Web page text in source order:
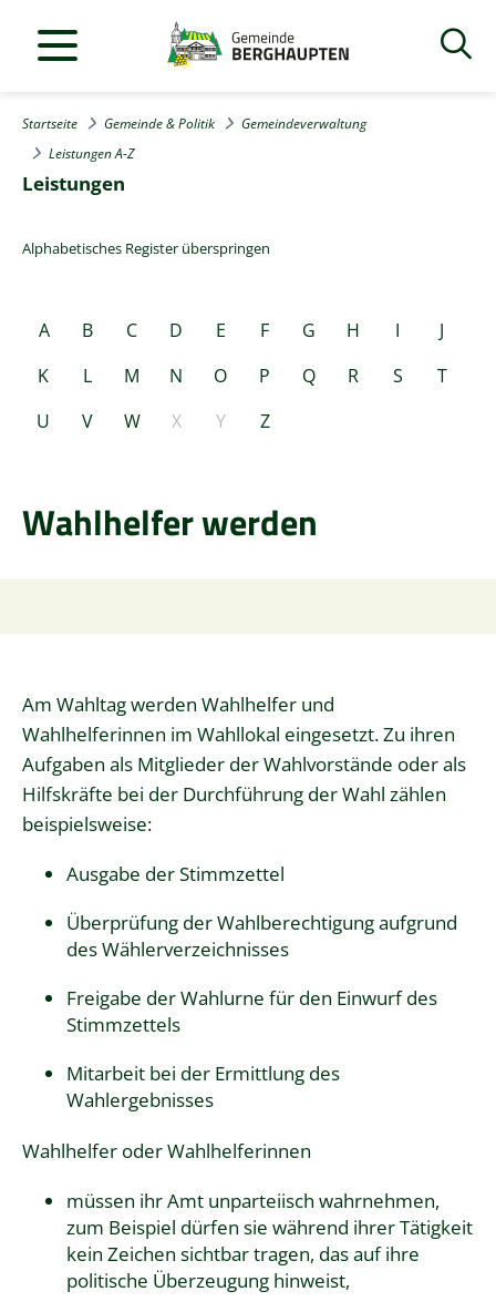
Startseite Gemeinde & Politik
Gemeindeverwaltung
Leistungen A-Z
Leistungen
Alphabetisches Register überspringen
A B C D E F G H I
J
K
L M N O P Q R S
T
U
V W X Y Z
Wahlhelfer werden
Am Wahltag werden Wahlhelfer und
Wahlhelferinnen im Wahllokal eingesetzt.Zu ihren
Aufgaben als Mitglieder der Wahlvorstände oder als
Hilfskräfte bei der Durchführung der Wahl zählen
beispielsweise:
Ausgabe der Stimmzettel
Überprüfung der Wahlberechtigung aufgrund
des Wählerverzeichnisses
Freigabe der Wahlurne für den Einwurf des
Stimmzettels
Mitarbeit bei der Ermittlung des
Wahlergebnisses
Wahlhelfer oder Wahlhelferinnen
müssen ihr Amt unparteiisch wahrnehmen,
zum Beispiel dürfen sie während ihrer Tätigkeit
kein Zeichen sichtbar tragen, das auf ihre
politische Überzeugung hinweist,